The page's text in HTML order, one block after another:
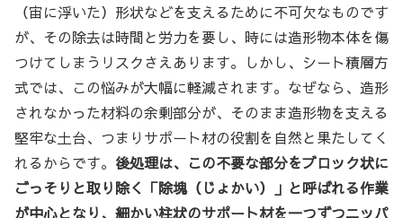
（宙に浮いた）形状などを支えるために不可欠なものです
が、その除去は時間と労力を要し、時には造形物本体を傷
つけてしまうリスクさえあります。しかし、シート積層方
式では、この悩みが大幅に軽減されます。なぜなら、造形
されなかった材料の余剰部分が、そのまま造形物を支える
堅牢な土台、つまりサポート材の役割を自然と果たしてく
れるからです。 後処理は、この不要な部分をブロック状に
ごっそりと取り除く「除塊（じょかい）」と呼ばれる作業
が中心となり、細かい柱状のサポート材を一つずつニッパ